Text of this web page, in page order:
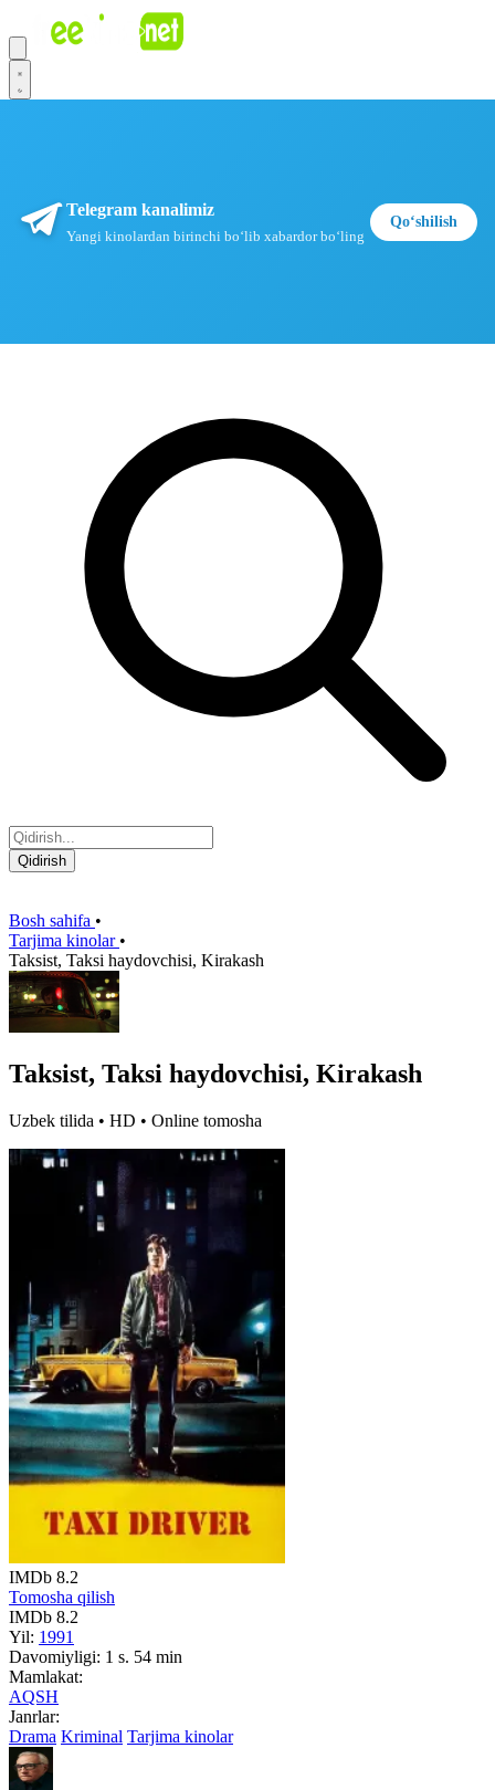
Qidirish
Bosh sahifa •
Tarjima kinolar •
Taksist, Taksi haydovchisi, Kirakash
Taksist, Taksi haydovchisi, Kirakash
Uzbek tilida • HD • Online tomosha
IMDb 8.2
Tomosha qilish
IMDb 8.2
Yil: 1991
Davomiyligi: 1 s. 54 min
Mamlakat:
AQSH
Janrlar:
Drama Kriminal Tarjima kinolar
Telegram kanalimiz
Yangi kinolardan birinchi boʻlib xabardor boʻling
Qoʻshilish